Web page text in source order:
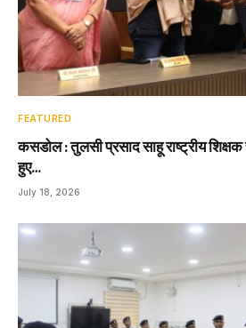
FEATURED
कसडोल : तुलसी प्रसाद साहू राष्ट्रीय
हुए…
July 18, 2026